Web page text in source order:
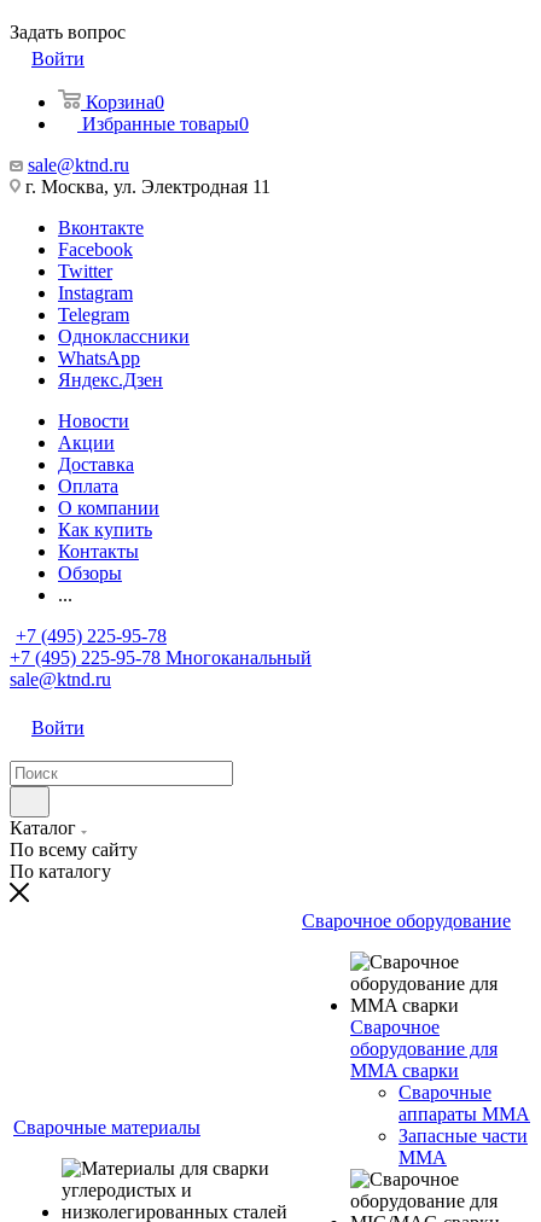
Задать вопрос
Войти
Корзина0
Избранные товары0
sale@ktnd.ru
г. Москва, ул. Электродная 11
Вконтакте
Facebook
Twitter
Instagram
Telegram
Одноклассники
WhatsApp
Яндекс.Дзен
Новости
Акции
Доставка
Оплата
О компании
Как купить
Контакты
Обзоры
...
+7 (495) 225-95-78
+7 (495) 225-95-78 Многоканальный
sale@ktnd.ru
Войти
Каталог
По всему сайту
По каталогу
Сварочные материалы
Сварочное оборудование
Сварочное
оборудование для
MMA сварки
Сварочные
аппараты MMA
Запасные части
MMA